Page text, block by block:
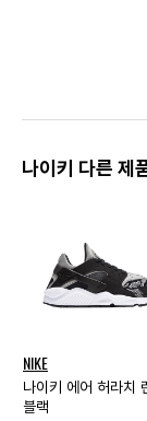
나이키 다른 제
NIKE
나이키 에어 허라치
블랙